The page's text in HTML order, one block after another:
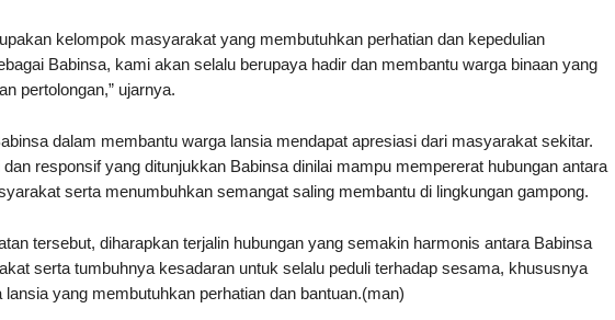
kelompok masyarakat yang membutuhkan perhatian dan kepedulian
Babinsa, kami akan selalu berupaya hadir dan membantu warga binaan yang
pertolongan,” ujarnya.
dalam membantu warga lansia mendapat apresiasi dari masyarakat sekitar.
dan responsif yang ditunjukkan Babinsa dinilai mampu mempererat hubungan antara
serta menumbuhkan semangat saling membantu di lingkungan gampong.
tersebut, diharapkan terjalin hubungan yang semakin harmonis antara Babinsa
serta tumbuhnya kesadaran untuk selalu peduli terhadap sesama, khususnya
lansia yang membutuhkan perhatian dan bantuan.(man)